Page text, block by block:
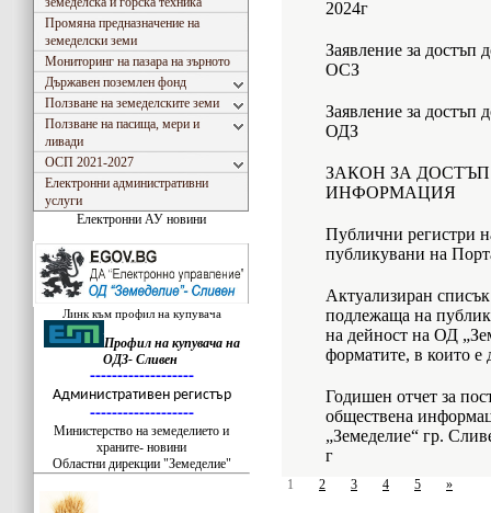
Промяна предназначение на
земеделски земи
Мониторинг на пазара на зърното
Държавен поземлен фонд
Ползване на земеделските земи
Ползване на пасища, мери и
ливади
ОСП 2021-2027
Електронни административни
услуги
Електронни АУ новини
Линк към профил на купувача
Профил на купувача на
ОДЗ- Сливен
-------------------
Административен регистър
-------------------
Министерство на земеделието и
храните- новини
Областни дирекции "Земеделие"
2024г
Заявление за достъп
ОСЗ
Заявление за достъп
ОДЗ
ЗАКОН ЗА
ИНФОРМАЦИЯ
Публични регистри
публикувани на
Актуализиран
подлежаща на
на дейност на ОД
форматите, в които е
Годишен отчет за
обществена
„Земеделие“ гр.
г
1 2 3 4 5 »
Съгласно Закона за въвеждане на еврото в РБългария, ОДЗ- Сливен ще превалутира